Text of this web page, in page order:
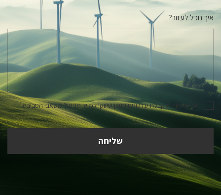
איך נוכל לעזור?
אני מאשר.ת קבלת עדכונים ותוכן שיווקי למייל מניהול משאבי הסביבה